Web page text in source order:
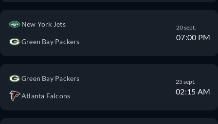
New York Jets
Green Bay Packers
20 sept.
07:00 PM
Green Bay Packers
Atlanta Falcons
25 sept.
02:15 AM